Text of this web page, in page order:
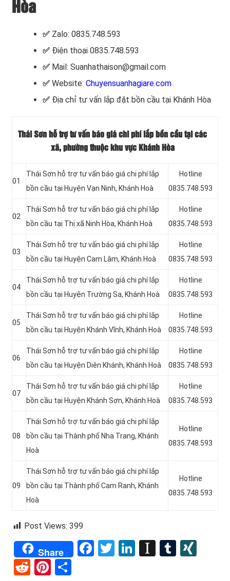
Hòa
✅ Zalo: 0835.748.593
✅ Điện thoại 0835.748.593
✅ Mail: Suanhathaison@gmail.com
✅ Website: Chuyensuanhagiare.com
✅ Địa chỉ tư vấn lắp đặt bồn cầu tại Khánh Hòa
Thái Sơn hỗ trợ tư vấn báo giá chi phí lắp bồn cầu tại các
xã, phường thuộc khu vực Khánh Hòa
01
Thái Sơn hỗ trợ tư vấn báo giá chi phí lắp
bồn cầu tại Huyện Vạn Ninh, Khánh Hoà
Hotline
0835.748.593
02
Thái Sơn hỗ trợ tư vấn báo giá chi phí lắp
bồn cầu tại Thị xã Ninh Hòa, Khánh Hoà
Hotline
0835.748.593
03
Thái Sơn hỗ trợ tư vấn báo giá chi phí lắp
bồn cầu tại Huyện Cam Lâm, Khánh Hoà
Hotline
0835.748.593
04
Thái Sơn hỗ trợ tư vấn báo giá chi phí lắp
bồn cầu tại Huyện Trường Sa, Khánh Hoà
Hotline
0835.748.593
05
Thái Sơn hỗ trợ tư vấn báo giá chi phí lắp
bồn cầu tại Huyện Khánh Vĩnh, Khánh Hoà
Hotline
0835.748.593
06
Thái Sơn hỗ trợ tư vấn báo giá chi phí lắp
bồn cầu tại Huyện Diên Khánh, Khánh Hoà
Hotline
0835.748.593
07
Thái Sơn hỗ trợ tư vấn báo giá chi phí lắp
bồn cầu tại Huyện Khánh Sơn, Khánh Hoà
Hotline
0835.748.593
08
Thái Sơn hỗ trợ tư vấn báo giá chi phí lắp
bồn cầu tại Thành phố Nha Trang, Khánh
Hoà
Hotline
0835.748.593
09
Thái Sơn hỗ trợ tư vấn báo giá chi phí lắp
bồn cầu tại Thành phố Cam Ranh, Khánh
Hoà
Hotline
0835.748.593
Post Views: 399
Share Facebook
Twitter
LinkedInTumblr
RedditPinterest